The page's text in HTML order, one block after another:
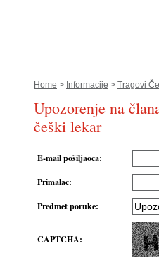
Home > Informacije > Tragovi
Upozorenje na
češki lekar
E-mail pošiljaoca:
Primalac:
Predmet poruke:
CAPTCHA: